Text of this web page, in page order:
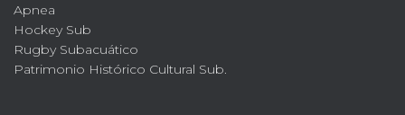
Apnea
Hockey Sub
Rugby Subacuático
Patrimonio Histórico Cultural Sub.